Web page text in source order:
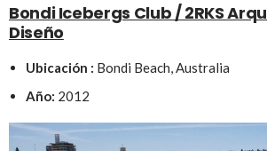
Bondi Icebergs Club / 2RKS
Diseño
Ubicación : Bondi Beach, Australia
Año: 2012